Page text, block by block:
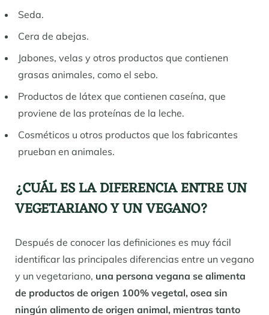
Seda.
Cera de abejas.
Jabones, velas y otros productos que contienen
grasas animales, como el sebo.
Productos de látex que contienen caseína, que
proviene de las proteínas de la leche.
Cosméticos u otros productos que los fabricantes
prueban en animales.
¿CUÁL ES LA DIFERENCIA ENTRE UN
VEGETARIANO Y UN VEGANO?
Después de conocer las definiciones es muy fácil
identificar las principales diferencias entre un vegano
y un vegetariano, una persona vegana se alimenta
de productos de origen 100% vegetal, osea sin
ningún alimento de origen animal, mientras tanto